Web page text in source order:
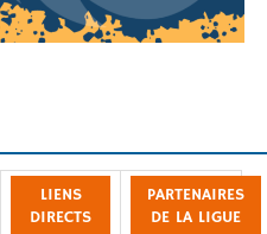
LIENS
DIRECTS
PARTENAIRES
DE LA LIGUE